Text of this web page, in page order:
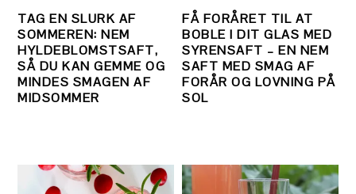
TAG EN SLURK AF
SOMMEREN: NEM
HYLDEBLOMSTSAFT,
SÅ DU KAN GEMME OG
MINDES SMAGEN AF
MIDSOMMER
FÅ FORÅRET TIL AT
BOBLE I DIT GLAS MED
SYRENSAFT – EN NEM
SAFT MED SMAG AF
FORÅR OG LOVNING PÅ
SOL